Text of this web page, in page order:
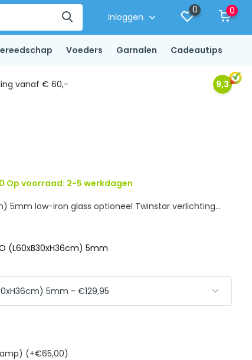
Inloggen
0 0
Voeders Garnalen Cadeautips
vanaf € 60,- 9,3
0 Op voorraad: 2-5 werkdagen
5mm low-iron glass optioneel Twinstar verlichting...
(L60xB30xH36cm) 5mm
(+€65,00)